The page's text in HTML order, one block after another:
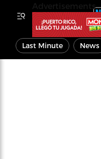
Last Minute News
Advertisements